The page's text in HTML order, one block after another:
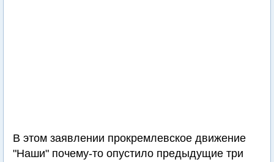
В этом заявлении прокремлевское движение
"Наши" почему-то опустило предыдущие три